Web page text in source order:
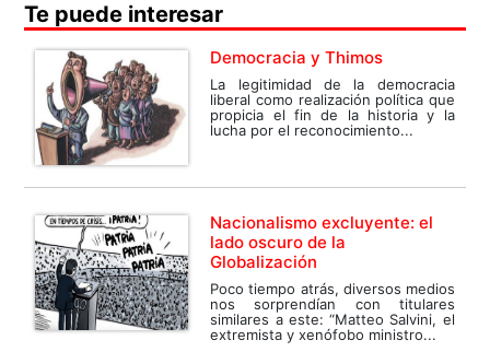
Te puede interesar
Democracia y Thimos
La legitimidad de la democracia
liberal como realización política que
propicia el fin de la historia y la
lucha por el reconocimiento...
Nacionalismo excluyente: el
lado oscuro de la
Globalización
Poco tiempo atrás, diversos medios
nos sorprendían con titulares
similares a este: “Matteo Salvini, el
extremista y xenófobo ministro...